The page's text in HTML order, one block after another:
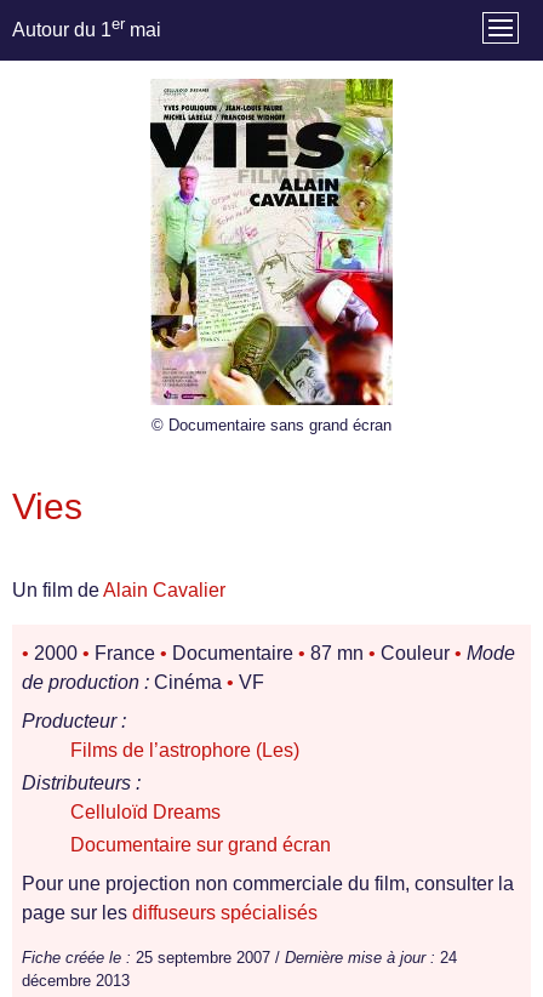
Autour du 1er mai
© Documentaire sans grand écran
Vies
Un film deAlain Cavalier
• 2000 • France • Documentaire • 87 mn • Couleur • Mode
de production : Cinéma • VF
Producteur :
Films de l’astrophore (Les)
Distributeurs :
Celluloïd Dreams
Documentaire sur grand écran
Pour une projection non commerciale du film, consulter la
page sur les diffuseurs spécialisés
Fiche créée le : 25 septembre 2007 / Dernière mise à jour : 24
décembre 2013